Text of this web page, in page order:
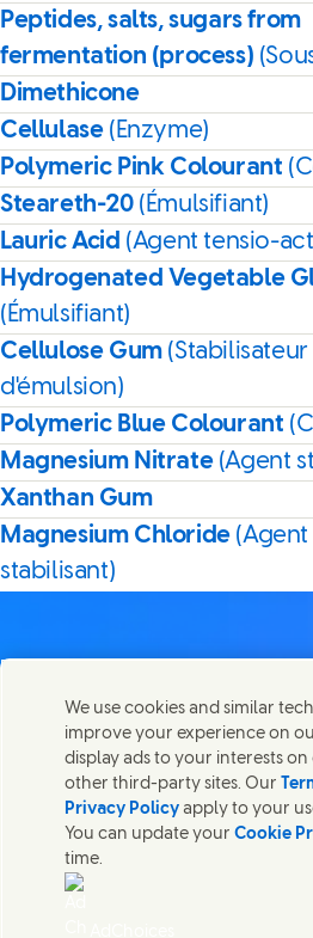
Peptides, salts, sugars from
fermentation (process)
Dimethicone
Cellulase (Enzyme)
Polymeric Pink Colourant
Steareth-20 (Émulsifiant)
Lauric Acid (Agent tensio-
Hydrogenated Vegetable
(Émulsifiant)
Cellulose Gum (Stabilisateur
d'émulsion)
Polymeric Blue Colourant
Magnesium Nitrate (Agent
Xanthan Gum
Magnesium Chloride (Agent
stabilisant)
Partager cette page
Share this
Share
Nous joindre
Contactez Unilever et ses
trouvez des contacts du monde
Nous joindre
We use cookies and similar
improve your experience on
display ads to your interests
other third-party sites. Our
Privacy Policy apply to your
You can update yourCookie
time.